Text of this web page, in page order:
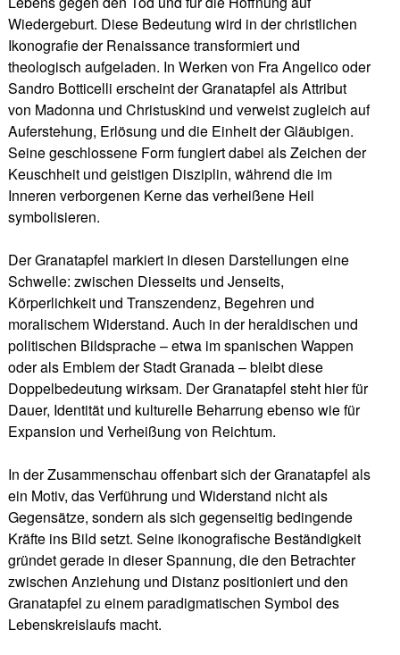
Wiedergeburt. Diese Bedeutung wird in der christlichen
Ikonografie der Renaissance transformiert und
theologisch aufgeladen. In Werken von Fra Angelico oder
Sandro Botticelli erscheint der Granatapfel als Attribut
von Madonna und Christuskind und verweist zugleich auf
Auferstehung, Erlösung und die Einheit der Gläubigen.
Seine geschlossene Form fungiert dabei als Zeichen der
Keuschheit und geistigen Disziplin, während die im
Inneren verborgenen Kerne das verheißene Heil
symbolisieren.
Der Granatapfel markiert in diesen Darstellungen eine
Schwelle: zwischen Diesseits und Jenseits,
Körperlichkeit und Transzendenz, Begehren und
moralischem Widerstand. Auch in der heraldischen und
politischen Bildsprache – etwa im spanischen Wappen
oder als Emblem der Stadt Granada – bleibt diese
Doppelbedeutung wirksam. Der Granatapfel steht hier für
Dauer, Identität und kulturelle Beharrung ebenso wie für
Expansion und Verheißung von Reichtum.
In der Zusammenschau offenbart sich der Granatapfel als
ein Motiv, das Verführung und Widerstand nicht als
Gegensätze, sondern als sich gegenseitig bedingende
Kräfte ins Bild setzt. Seine ikonografische Beständigkeit
gründet gerade in dieser Spannung, die den Betrachter
zwischen Anziehung und Distanz positioniert und den
Granatapfel zu einem paradigmatischen Symbol des
Lebenskreislaufs macht.